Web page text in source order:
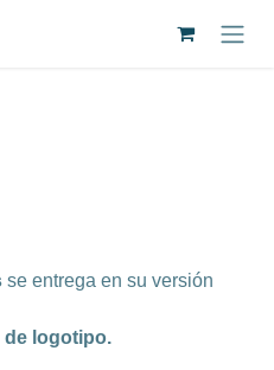
se entrega en su versión
de logotipo.